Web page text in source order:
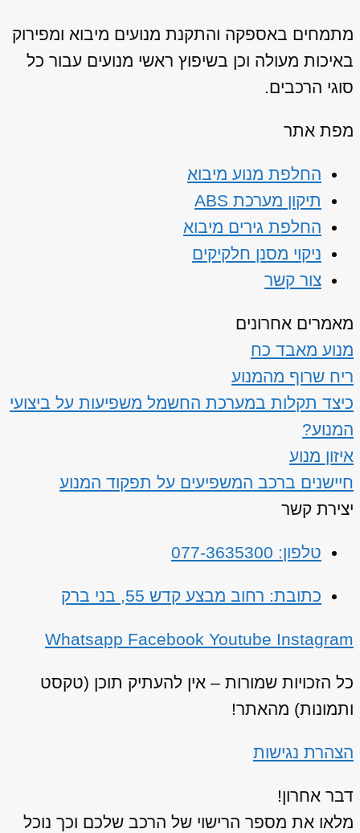
מתמחים באספקה והתקנת מנועים מיבוא ומפירוק
באיכות מעולה וכן בשיפוץ ראשי מנועים עבור כל
סוגי הרכבים.
מפת אתר
החלפת מנוע מיבוא
תיקון מערכת ABS
החלפת גירים מיבוא
ניקוי מסנן חלקיקים
צור קשר
מאמרים אחרונים
מנוע מאבד כח
ריח שרוף מהמנוע
כיצד תקלות במערכת החשמל משפיעות על ביצועי
המנוע?
איזון מנוע
חיישנים ברכב המשפיעים על תפקוד המנוע
יצירת קשר
טלפון: 077-3635300
כתובת: רחוב מבצע קדש 55, בני ברק
Whatsapp Facebook Youtube Instagram
כל הזכויות שמורות – אין להעתיק תוכן (טקסט
ותמונות) מהאתר!
הצהרת נגישות
דבר אחרון!
מלאו את מספר הרישוי של הרכב שלכם וכך נוכל